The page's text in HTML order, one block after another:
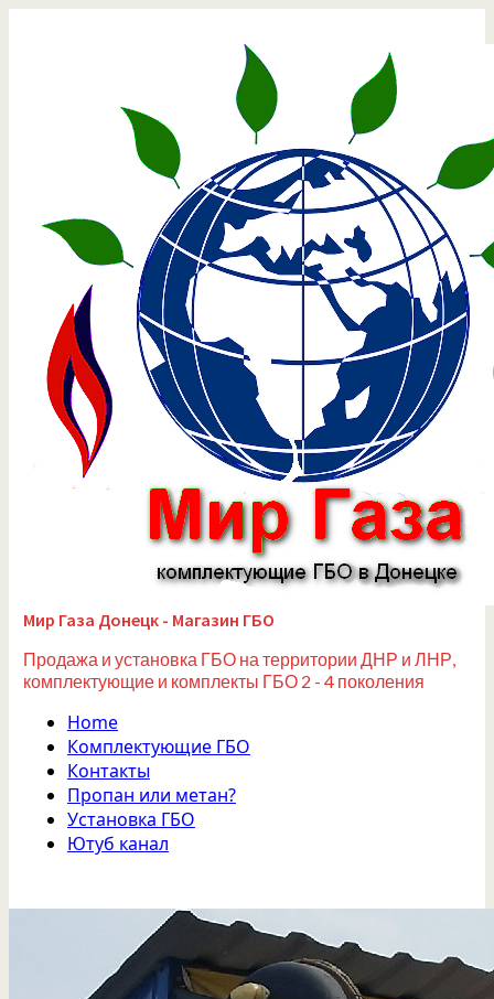
Мир Газа Донецк - Магазин ГБО
Продажа и установка ГБО на территории ДНР и ЛНР,
комплектующие и комплекты ГБО 2 - 4 поколения
Home
Комплектующие ГБО
Контакты
Пропан или метан?
Установка ГБО
Ютуб канал